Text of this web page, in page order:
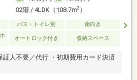
02階 / 4LDK（108.7m2）
バス・トイレ別
南向き
オートロック付き 収納スペース
証人不要／代行 ・初期費用カード決済